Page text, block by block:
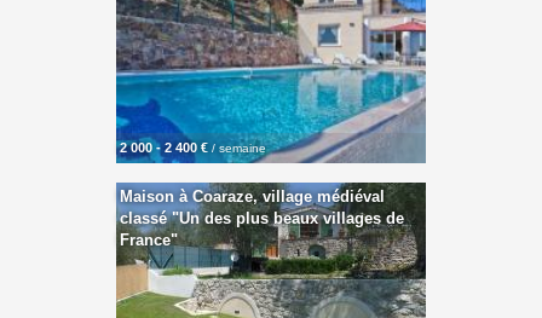
2 000 - 2 400 € / semaine
Maison à Coaraze, village médiéval
classé "Un des plus beaux villages de
France"